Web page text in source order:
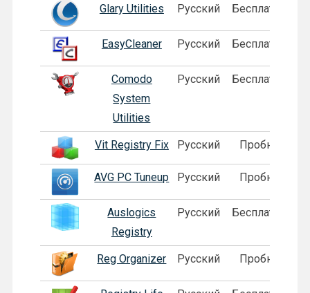
Glary Utilities Русский Бесплатная
EasyCleaner Русский Бесплатная
Comodo
System
Utilities
Русский Бесплатная
Vit Registry Fix Русский Пробная
AVG PC Tuneup Русский Пробная
Auslogics
Registry
Русский Бесплатная
Reg Organizer Русский Пробная